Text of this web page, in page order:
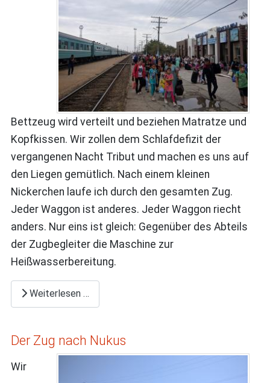
Bettzeug wird verteilt und beziehen Matratze und
Kopfkissen. Wir zollen dem Schlafdefizit der
vergangenen Nacht Tribut und machen es uns auf
den Liegen gemütlich. Nach einem kleinen
Nickerchen laufe ich durch den gesamten Zug.
Jeder Waggon ist anderes. Jeder Waggon riecht
anders. Nur eins ist gleich: Gegenüber des Abteils
der Zugbegleiter die Maschine zur
Heißwasserbereitung.
Weiterlesen …
Der Zug nach Nukus
Wir